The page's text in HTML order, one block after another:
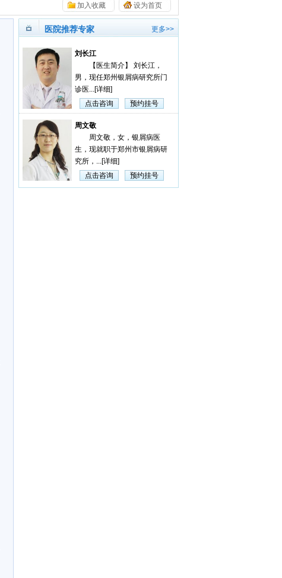
加入收藏 设为首页
医院推荐专家 更多>>
刘长江
【医生简介】 刘长江，
男，现任郑州银屑病研究所门
诊医... [详细]
预约挂号
点击咨询
周文敬
周文敬，女，银屑病医
生，现就职于郑州市银屑病研
究所，... [详细]
预约挂号
点击咨询